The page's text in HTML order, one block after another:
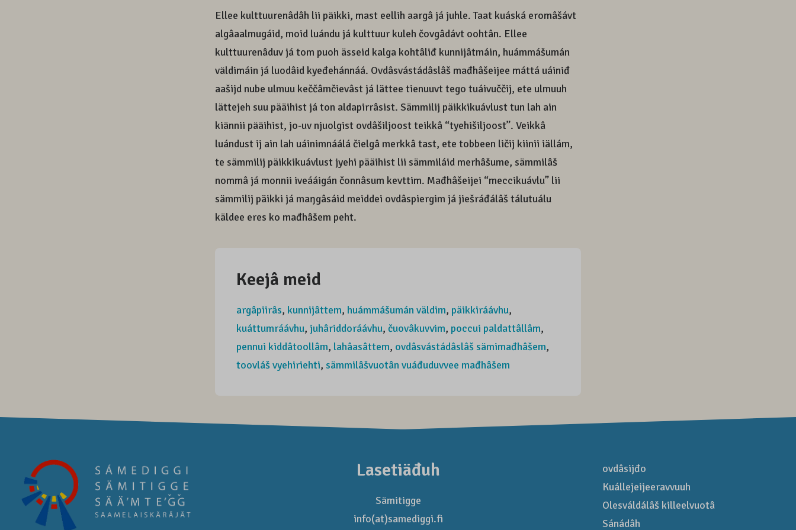
Ellee kulttuurenâdâh lii päikki, mast eellih aargâ já juhle. Taat kuáská eromâšávt
algâaalmugáid, moid luándu já kulttuur kuleh čovgâdávt oohtân. Ellee
kulttuurenâduv já tom puoh ässeid kalga kohtâliđ kunnijâtmáin, huámmášumán
väldimáin já luodâid kyeđehánnáá. Ovdâsvástádâslâš mađhâšeijee máttá uáiniđ
aašijd nube ulmuu keččâmčievâst já lättee tienuuvt tego tuáivuččij, ete ulmuuh
lättejeh suu pääihist já ton aldapirrâsist. Sämmilij päikkikuávlust tun lah ain
kiännii pääihist, jo-uv njuolgist ovdâšiljoost teikkâ “tyehišiljoost”. Veikkâ
luándust ij ain lah uáinimnáálá čielgâ merkkâ tast, ete tobbeen ličij kiinii iällám,
te sämmilij päikkikuávlust jyehi pääihist lii sämmiláid merhâšume, sämmilâš
nommâ já monnii iveááigán čonnâsum kevttim. Mađhâšeijei “meccikuávlu” lii
sämmilij päikki já maŋgâsáid meiddei ovdâspiergim já jiešráđálâš tálutuálu
käldee eres ko mađhâšem peht.
Keejâ meid
argâpiirâs, kunnijâttem, huámmášumán väldim, päikkiráávhu,
kuáttumráávhu, juhâriddoráávhu, čuovâkuvvim, poccui paldattâllâm,
pennui kiddâtoollâm, lahâasâttem, ovdâsvástádâslâš sämimađhâšem,
toovláš vyehiriehti, sämmilâšvuotân vuáđuduvvee mađhâšem
Lasetiäđuh
Sämitigge
info(at)samediggi.fi
ovdâsijđo
Kuállejeijeeravvuuh
Olesváldálâš killeelvuotâ
Sánádâh